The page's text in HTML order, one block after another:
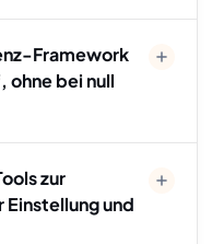
Framework
ohne bei null
zur
und